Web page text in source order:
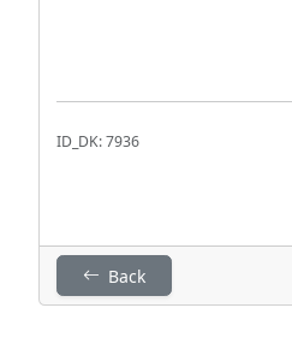
ID_DK: 7936
Back